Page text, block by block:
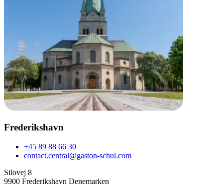
Frederikshavn
+45 89 88 66 30
contact.central@gaston-schul.com
Silovej 8
9900 Frederikshavn Denemarken